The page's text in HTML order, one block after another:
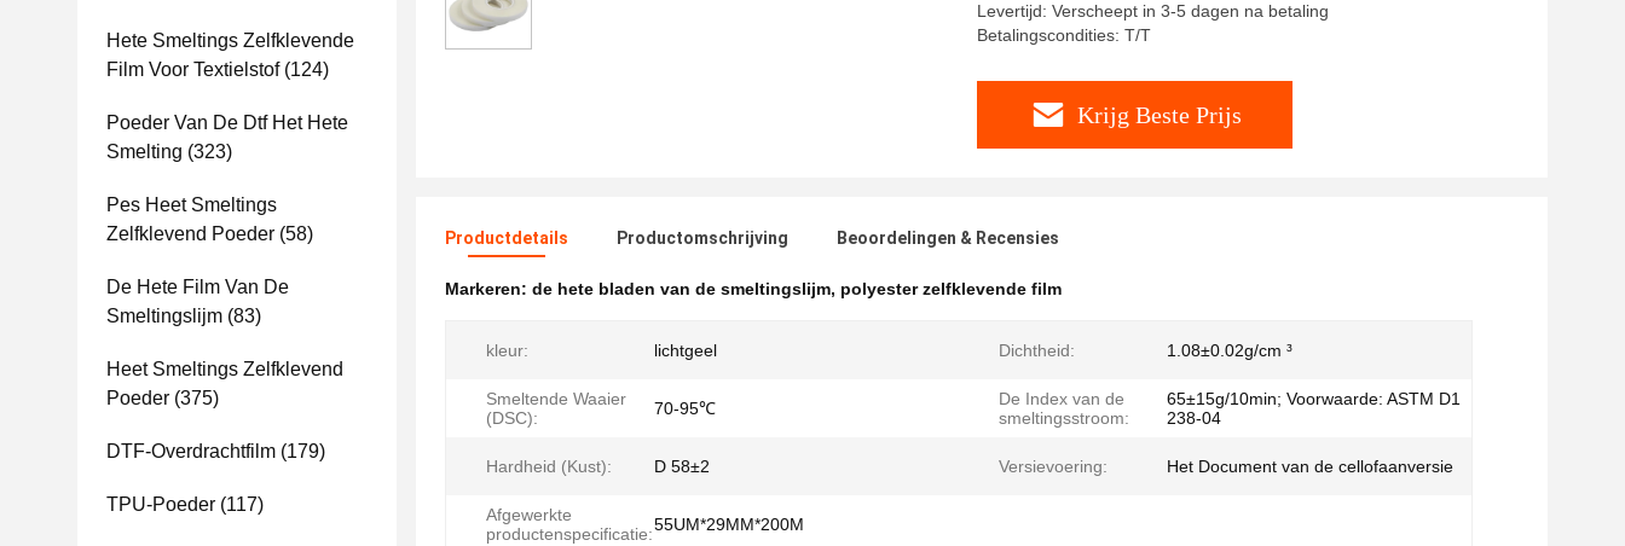
Hete Smeltings Zelfklevende
Film Voor Textielstof(124)
Poeder Van De Dtf Het Hete
Smelting (323)
Pes Heet Smeltings
Zelfklevend Poeder (58)
De Hete Film Van De
Smeltingslijm (83)
Heet Smeltings Zelfklevend
Poeder (375)
DTF-Overdrachtfilm (179)
TPU-Poeder (117)
Levertijd: Verscheept in 3-5 dagen na betaling
Betalingscondities: T/T
Krijg Beste Prijs
Productdetails Productomschrijving Beoordelingen & Recensies
Markeren: de hete bladen van de smeltingslijm, polyester zelfklevende film
kleur: lichtgeel Dichtheid: 1.08±0.02g/cm ³
Smeltende Waaier
(DSC):
70-95℃
De Index van de
smeltingsstroom:
65±15g/10min; Voorwaarde: ASTM D1
238-04
Hardheid (Kust): D 58±2 Versievoering: Het Document van de cellofaanversie
Afgewerkte
productenspecificatie:55UM*29MM*200M